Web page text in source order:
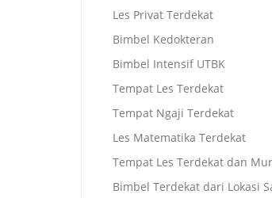
Les Privat Terdekat
Bimbel Kedokteran
Bimbel Intensif UTBK
Tempat Les Terdekat
Tempat Ngaji Terdekat
Les Matematika Terdekat
Tempat Les Terdekat dan
Bimbel Terdekat dari Lokasi